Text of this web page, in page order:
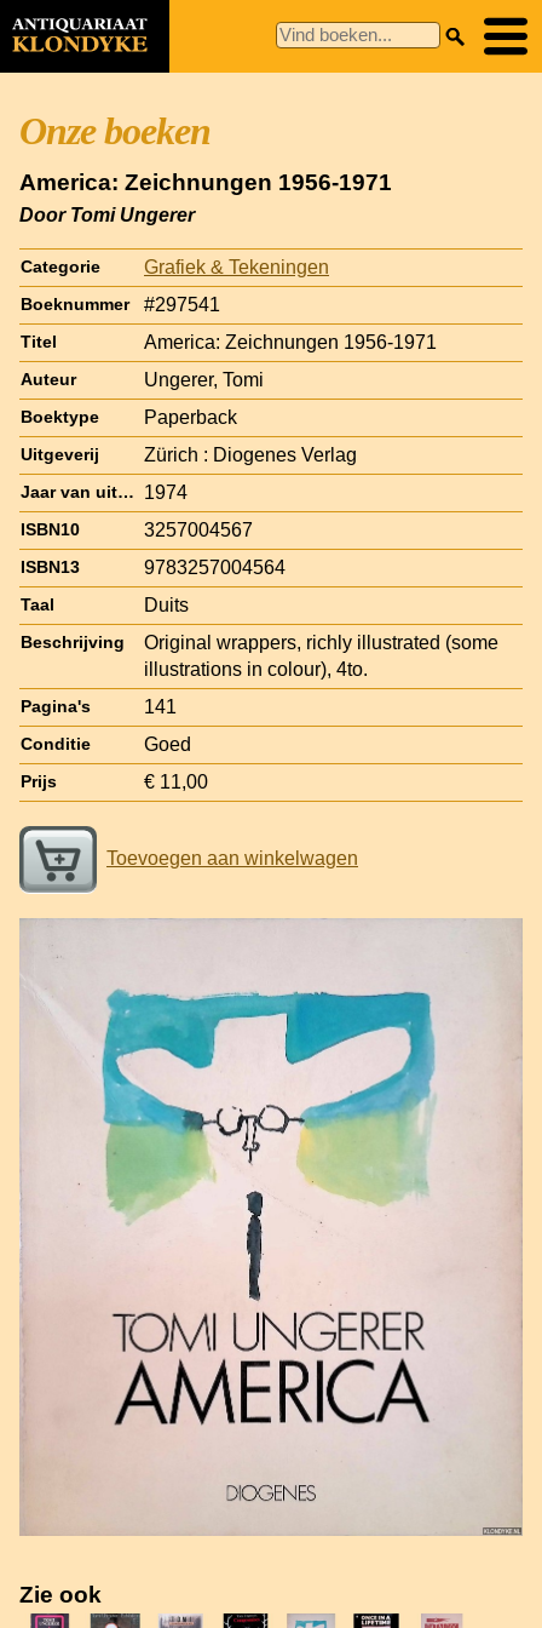
Onze boeken
America: Zeichnungen 1956-1971
Door Tomi Ungerer
Categorie Grafiek & Tekeningen
Boeknummer #297541
Titel America: Zeichnungen 1956-1971
Auteur Ungerer, Tomi
Boektype Paperback
Uitgeverij Zürich : Diogenes Verlag
Jaar van uitgave 1974
ISBN10 3257004567
ISBN13 9783257004564
Taal Duits
Beschrijving
Original wrappers, richly illustrated (some
illustrations in colour), 4to.
Pagina's 141
Conditie Goed
Prijs € 11,00
Toevoegen aan winkelwagen
Zie ook